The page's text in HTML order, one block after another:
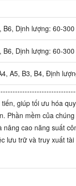
B6, Dịnh lượng: 60-
B6, Dịnh lượng: 60-
A5, B3, B4, Định
giúp tối ưu hóa
Phần mềm của
cao năng suất
lưu trữ và truy xuất